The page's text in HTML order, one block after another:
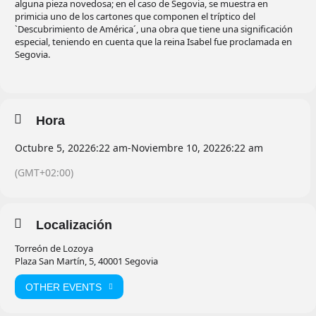
alguna pieza novedosa; en el caso de Segovia, se muestra en
primicia uno de los cartones que componen el tríptico del
`Descubrimiento de América´, una obra que tiene una significación
especial, teniendo en cuenta que la reina Isabel fue proclamada en
Segovia.
Hora
Octubre 5, 20226:22 am-Noviembre 10, 20226:22 am
(GMT+02:00)
Localización
Torreón de Lozoya
Plaza San Martín, 5, 40001 Segovia
OTHER EVENTS